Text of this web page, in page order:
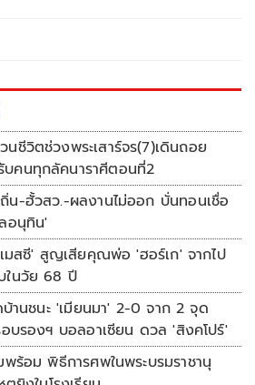
ชีวิตช่วงพระเสาร์จร(7)เดินถอย
บคนทุกลัคนาราศีตอนที่2
น-ฮั้วสว.-ผลงานไม่ออก บั่นทอนเชื่อ
อนุทิน'
มสซี' สูญเสียคุณพ่อ 'ฮอร์เก' จากไป
ในวัย 68 ปี
บ้านชนะ 'เมียนมา' 2-0 จาก 2 จุด
อบรองฯ บอลอาเซียน ดวล 'สิงคโปร์'
พร้อม พิธีการศพในพระบรมราชานุ